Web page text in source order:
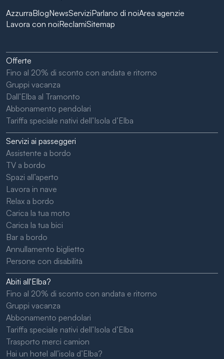
AzzurraBlogNewsServiziParlano di noiArea agenzie
Lavora con noiReclamiSitemap
Offerte
Fino al 20% di sconto con andata e ritorno
Gruppi vacanza
Dall’Elba al Tramonto
Abbonamento pendolari
Tariffa speciale nativi dell’Isola d’Elba
Servizi ai passeggeri
Assistente a bordo
TV a bordo
Spazi all’aperto
Lavora in nave
Relax a bordo
Carica la tua moto
Carica la tua bici
Bar a bordo
Annullamento biglietto
Persone con disabilità
Abiti all'Elba?
Fino al 20% di sconto con andata e ritorno
Gruppi vacanza
Abbonamento pendolari
Tariffa speciale nativi dell’Isola d’Elba
Trasporto merci camion
Hai un hotel all’isola d’Elba?